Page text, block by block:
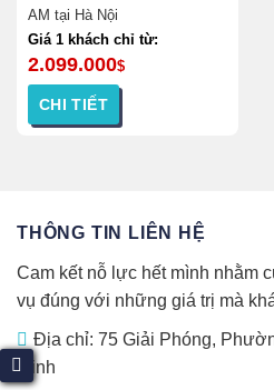
AM tại Hà Nội
Giá 1 khách chỉ từ:
2.099.000$
CHI TIẾT
Sản
phẩm
này
có
tùy
có
thể
được
chọn
trên
nhiều
thể.
Các
tùy
chọn
có
THÔNG TIN LIÊN HỆ
Cam kết nỗ lực hết mình nhằm
vụ đúng với những giá trị mà
Địa chỉ: 75 Giải Phóng,
Minh